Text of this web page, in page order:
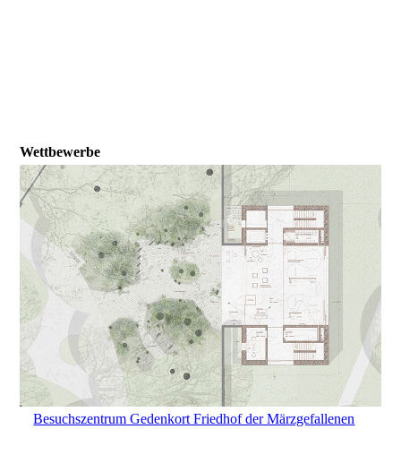
Wettbewerbe
Besuchszentrum Gedenkort Friedhof der Märzgefallenen